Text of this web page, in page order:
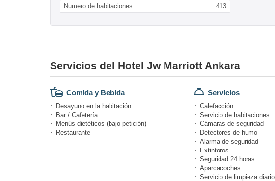
Numero de habitaciones 413
Servicios del Hotel Jw Marriott Ankara
Comida y Bebida
Desayuno en la habitación
Bar / Cafetería
Menús dietéticos (bajo petición)
Restaurante
Servicios
Calefacción
Servicio de habitaciones
Cámaras de seguridad
Detectores de humo
Alarma de seguridad
Extintores
Seguridad 24 horas
Aparcacoches
Servicio de limpieza diario